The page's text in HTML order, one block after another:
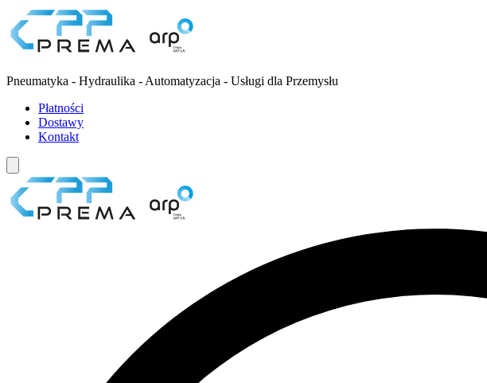
Pneumatyka - Hydraulika - Automatyzacja - Usługi dla Przemysłu
Płatności
Dostawy
Kontakt